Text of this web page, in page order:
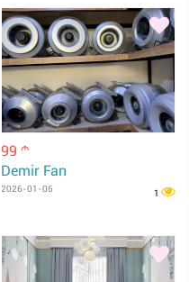
99 m
Demir Fan
2026-01-06 1